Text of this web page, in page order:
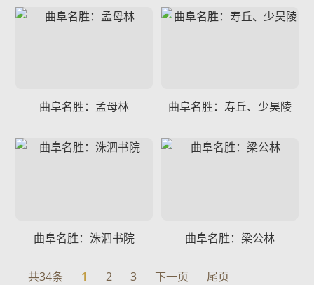
曲阜名胜：孟母林 曲阜名胜：寿丘、少昊陵
曲阜名胜：洙泗书院 曲阜名胜：梁公林
共34条 1 2 3 下一页 尾页